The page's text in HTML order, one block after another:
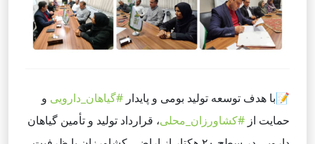
📝با هدف توسعه تولید بومی و پایدار #گیاهان_دارویی و
حمایت از #کشاورزان_محلی، قرارداد تولید و تأمین گیاهان